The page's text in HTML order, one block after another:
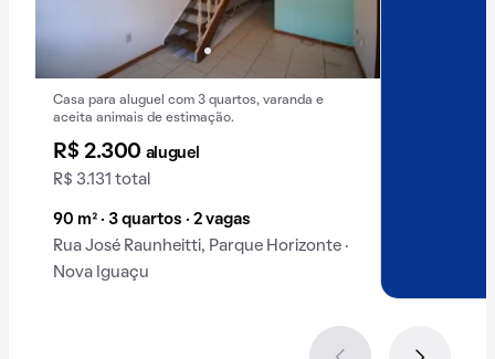
Casa para aluguel com 3 quartos, varanda e
aceita animais de estimação.
R$ 2.300 aluguel
R$ 3.131 total
90 m² · 3 quartos · 2 vagas
Rua José Raunheitti, Parque Horizonte ·
Nova Iguaçu